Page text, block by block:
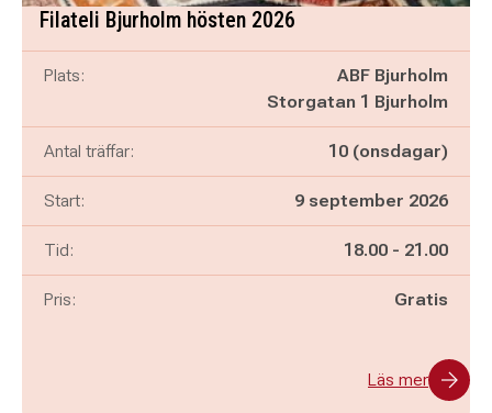
Filateli Bjurholm hösten 2026
Plats:
ABF Bjurholm
Storgatan 1 Bjurholm
Antal träffar: 10 (onsdagar)
Start: 9 september 2026
Tid: Pågår mellan
18.00 - och
21.00
Pris: Gratis
Läs mer